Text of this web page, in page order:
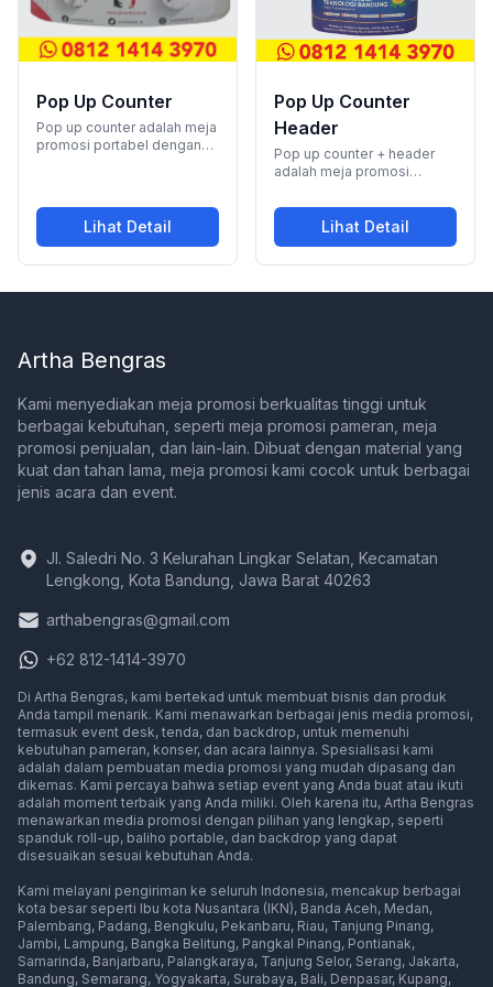
Pop Up Counter
Pop up counter adalah meja
promosi portabel dengan
peluncuran produk baru.
Meja ini juga dilengkapi
dengan rak di dalamnya
untuk menyimpan peralatan
Lihat Detail
,Pop Up Counter
Pop Up Counter
Header
Pop up counter + header
adalah meja promosi
alumunium, ideal untuk
promosi, presentasi,
peluncuran produk baru,
dengan pop up counter
Lihat Detail
,Pop Up
Artha Bengras
Kami menyediakan meja promosi berkualitas tinggi untuk
berbagai kebutuhan, seperti meja promosi pameran, meja
promosi penjualan, dan lain-lain. Dibuat dengan material yang
kuat dan tahan lama, meja promosi kami cocok untuk berbagai
jenis acara dan event.
Jl. Saledri No. 3 Kelurahan Lingkar Selatan, Kecamatan
Lengkong, Kota Bandung, Jawa Barat 40263
arthabengras@gmail.com
+62 812-1414-3970
Di Artha Bengras, kami bertekad untuk membuat bisnis dan produk
Anda tampil menarik. Kami menawarkan berbagai jenis media promosi,
termasuk event desk, tenda, dan backdrop, untuk memenuhi
kebutuhan pameran, konser, dan acara lainnya. Spesialisasi kami
adalah dalam pembuatan media promosi yang mudah dipasang dan
dikemas. Kami percaya bahwa setiap event yang Anda buat atau ikuti
adalah moment terbaik yang Anda miliki. Oleh karena itu, Artha Bengras
menawarkan media promosi dengan pilihan yang lengkap, seperti
spanduk roll-up, baliho portable, dan backdrop yang dapat
disesuaikan sesuai kebutuhan Anda.
Kami melayani pengiriman ke seluruh Indonesia, mencakup berbagai
kota besar seperti Media promosi di
Ibu kota Nusantara (IKN), Media promosi di
Banda Aceh, Media promosi
Medan,Media
Palembang, Media promosi di
Padang, Media promosi di
Bengkulu, Media promosi di
Pekanbaru, Media promosi di
Riau, Media promosi di
Tanjung Pinang,Media
Jambi, Media promosi di
Lampung, Media promosi di
Bangka Belitung, Media promosi di
Pangkal Pinang, Media promosi di
Pontianak,Media
Samarinda, Media promosi di
Banjarbaru, Media promosi di
Palangkaraya, Media promosi di
Tanjung Selor, Media promosi di
Serang, Media
Jakarta,
Bandung, Media promosi di
Semarang, Media promosi di
Yogyakarta, Media promosi di
Surabaya, Media promosi di
Bali, Media promosi di
Denpasar, Media
Kupang,